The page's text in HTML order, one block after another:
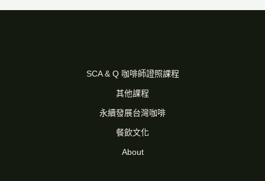
SCA & Q 咖啡師證照課程
其他課程
永續發展台灣咖啡
餐飲文化
About